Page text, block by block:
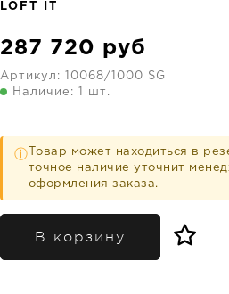
LOFT IT
287 720 руб
Артикул:
10068/1000 SG
Наличие: 1 шт.
ⓘ Товар может находиться в
точное наличие уточнит
оформления заказа.
В корзину